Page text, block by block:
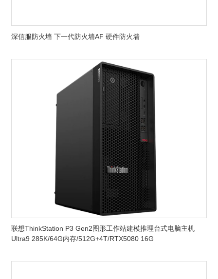
深信服防火墙 下一代防火墙AF 硬件防火墙
联想ThinkStation P3 Gen2图形工作站建模推理台式电脑主机
Ultra9 285K/64G内存/512G+4T/RTX5080 16G